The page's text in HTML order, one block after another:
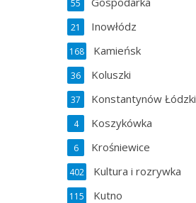
55
Inowłódz
21
Kamieńsk
168
Koluszki
36
Konstantynów Łódzki
37
Koszykówka
4
Krośniewice
6
Kultura i rozrywka
402
Kutno
115